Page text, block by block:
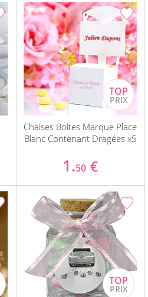
Chaises Boites Marque Place
Blanc Contenant Dragées x5
1.50 €